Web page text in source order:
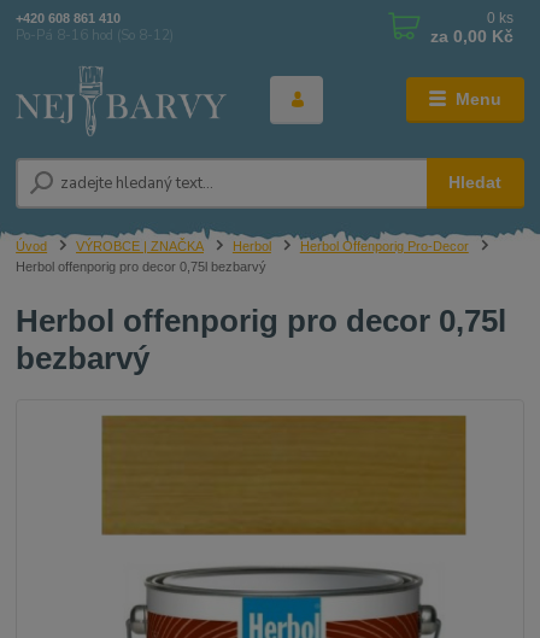
Menu
Hledat
+420 608 861 410
Po-Pá 8-16 hod (So 8-12)
0 ks
za 0,00 Kč
Úvod VÝROBCE | ZNAČKA Herbol
Herbol Offenporig Pro-Decor
Herbol offenporig pro decor 0,75l bezbarvý
Herbol offenporig pro decor 0,75l
bezbarvý